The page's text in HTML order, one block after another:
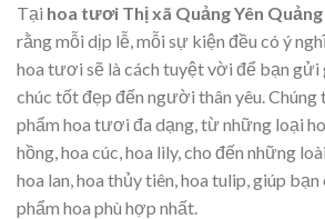
Tại hoa tươi Thị xã Quảng Yên Quảng
rằng mỗi dịp lễ, mỗi sự kiện đều có ý
hoa tươi sẽ là cách tuyệt vời để bạn gửi
chúc tốt đẹp đến người thân yêu. Chúng
phẩm hoa tươi đa dạng, từ những loại
hồng, hoa cúc, hoa lily, cho đến những
hoa lan, hoa thủy tiên, hoa tulip, giúp
phẩm hoa phù hợp nhất.